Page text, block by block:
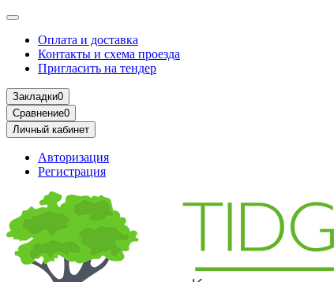
Оплата и доставка
Контакты и схема проезда
Пригласить на тендер
Закладки0
Сравнение0
Личный кабинет
Авторизация
Регистрация